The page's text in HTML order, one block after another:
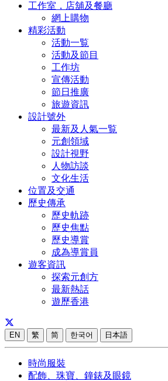
工作室，店舖及餐廳
網上購物
精彩活動
活動一覧
活動及節目
工作坊
宣傳活動
節日推廣
旅遊資訊
設計號外
最新及人氣一覧
元創領域
設計視野
人物訪談
文化生活
位置及交通
歷史傳承
歷史軌跡
歷史焦點
歷史導賞
成為導賞員
遊客資訊
探索元創方
最新熱話
遊歷香港
EN 繁 简 한국어 日本語
時尚服裝
配飾、珠寶、鐘錶及眼鏡